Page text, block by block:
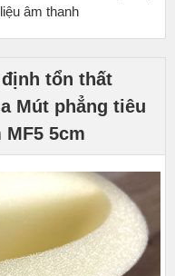
âm thanh
tổn thất
Mút phẳng tiêu
5cm